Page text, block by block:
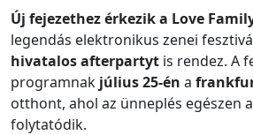
Új fejezethez érkezik a Love
legendás elektronikus zenei
hivatalos afterpartyt is rendez. A
programnak július 25-én a
otthont, ahol az ünneplés egészen
folytatódik.